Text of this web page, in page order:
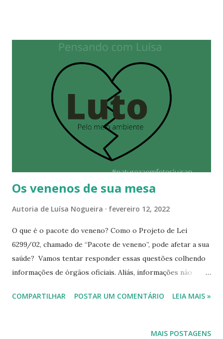
globais com carisma e firmeza. Ao lado deles, Marina Silva,
cuja trajetória é, por si só, um manifesto vivo de coerência
ambiental; e a ex-presidenta Dilma Rousseff, lembrando que
as decisões climáticas também são decisões econômicas e
de soberania. Os corredores da Amazônia estão cheios de
vozes, sotaques e bandeiras. Líderes indígenas, cientistas,
ativistas, chefes de Estado, jovens que carregam no olhar
um futuro que pede para existir. O mundo inteiro está de
olho em Belém. Mas estar na COP30 não ...
Os venenos de sua mesa
Autoria de Luísa Nogueira fevereiro 12, 2022
O que é o pacote do veneno? Como o Projeto de Lei
6299/02, chamado de “Pacote de veneno”, pode afetar a sua
saúde? Vamos tentar responder essas questões colhendo
informações de órgãos oficiais. Aliás, informações não
maior compreensão, veja uma retrospetiva do horror que
COMPARTILHAR POSTAR UM COMENTÁRIO LEIA MAIS »
MAIS POSTAGENS